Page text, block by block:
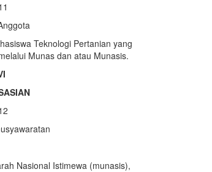
Teknologi Pertanian yang
Munas dan atau Munasis.
Nasional Istimewa (munasis),